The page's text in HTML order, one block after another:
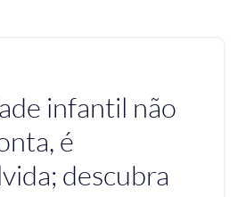
infantil não
é
descubra